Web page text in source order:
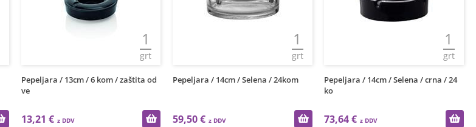
1
grt
Pepeljara / 13cm / 6 kom / zaštita od
ve
13,21 €
1
grt
Pepeljara / 14cm / Selena / 24kom
59,50 €
1
grt
Pepeljara / 14cm / Selena / crna / 24
ko
73,64 €